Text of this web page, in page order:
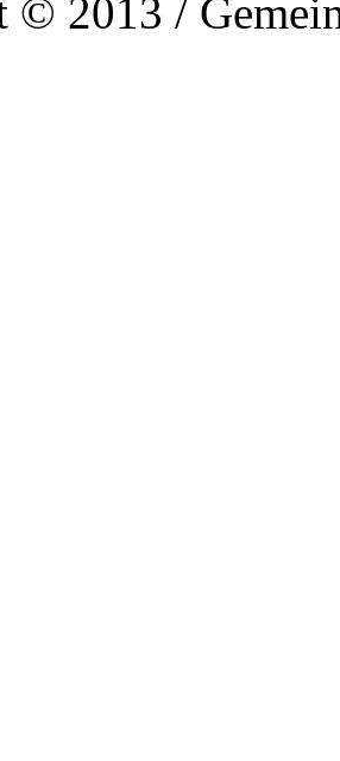
© 2013 /